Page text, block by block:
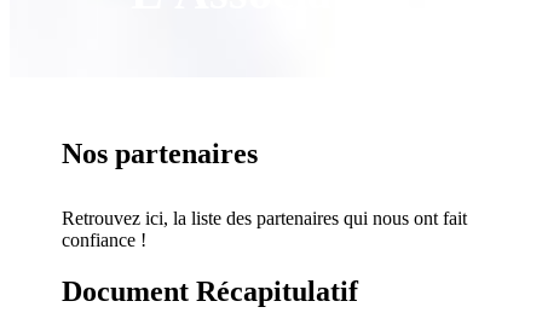
Nos partenaires
Retrouvez ici, la liste des partenaires qui nous ont fait
confiance !
Document Récapitulatif